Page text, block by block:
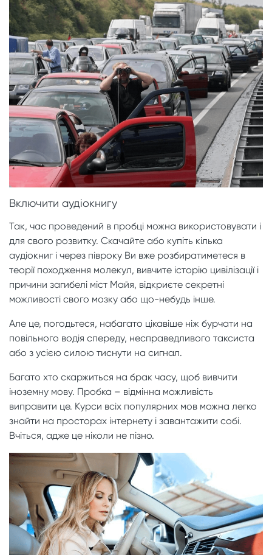
Включити аудіокнигу
Так, час проведений в пробці можна використовувати і
для свого розвитку. Скачайте або купіть кілька
аудіокниг і через півроку Ви вже розбиратиметеся в
теорії походження молекул, вивчите історію цивілізації і
причини загибелі міст Майя, відкриєте секретні
можливості свого мозку або що-небудь інше.
Але це, погодьтеся, набагато цікавіше ніж бурчати на
повільного водія спереду, несправедливого таксиста
або з усією силою тиснути на сигнал.
Багато хто скаржиться на брак часу, щоб вивчити
іноземну мову. Пробка – відмінна можливість
виправити це. Курси всіх популярних мов можна легко
знайти на просторах інтернету і завантажити собі.
Вчіться, адже це ніколи не пізно.